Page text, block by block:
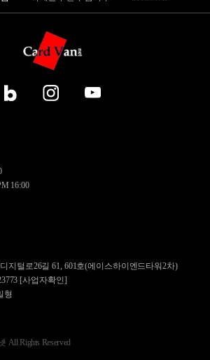
16:00
지털로26길 61, 601호(에이스하이엔드타워2차)
[사업자확인]
형
All Rights Reserved